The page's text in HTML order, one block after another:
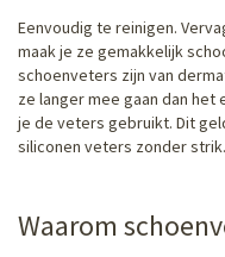
Eenvoudig te reinigen.
maak je ze gemakkelijk
schoenveters zijn van
ze langer mee gaan dan het
je de veters gebruikt. Dit
siliconen veters zonder strik.
Waarom